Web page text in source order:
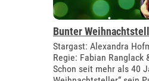
Bunter
Stargast: Alexandra
Regie: Fabian Ranglack
Schon seit mehr als 40